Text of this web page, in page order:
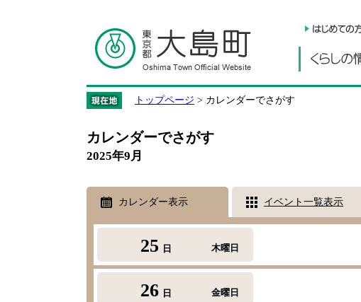
トップページ > カレンダーでさがす
カレンダーでさがす
2025年9月
カレンダー表示 イベント一覧表示
25 日 木曜日
26 日 金曜日